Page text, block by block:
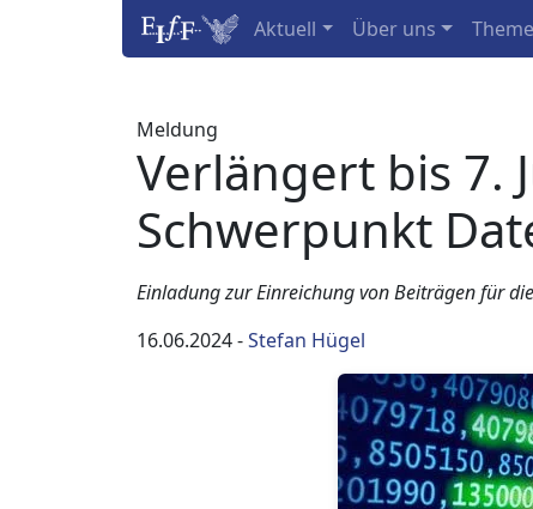
Aktuell Über uns
Meldung
Verlängert bis 7.
Schwerpunkt
Einladung zur Einreichung von Beiträgen für
16.06.2024-Stefan Hügel